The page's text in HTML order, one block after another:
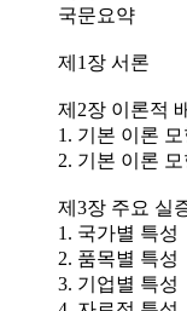
국문요약
제1장 서론
제2장 이론적
1. 기본 이론 모
2. 기본 이론
제3장 주요 실
1. 국가별 특성
2. 품목별 특성
3. 기업별 특성